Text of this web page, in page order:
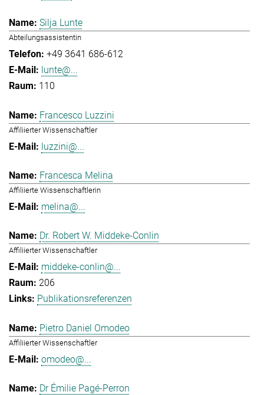
Silja Lunte
Abteilungsassistentin
+49 3641 686-612
lunte@...
110
Francesco Luzzini
Affiliierter Wissenschaftler
luzzini@...
Francesca Melina
Affiliierte Wissenschaftlerin
melina@...
Dr. Robert W. Middeke-Conlin
Affiliierter Wissenschaftler
middeke-conlin@...
206
Publikationsreferenzen
Pietro Daniel Omodeo
Affiliierter Wissenschaftler
omodeo@...
Dr Émilie Pagé-Perron